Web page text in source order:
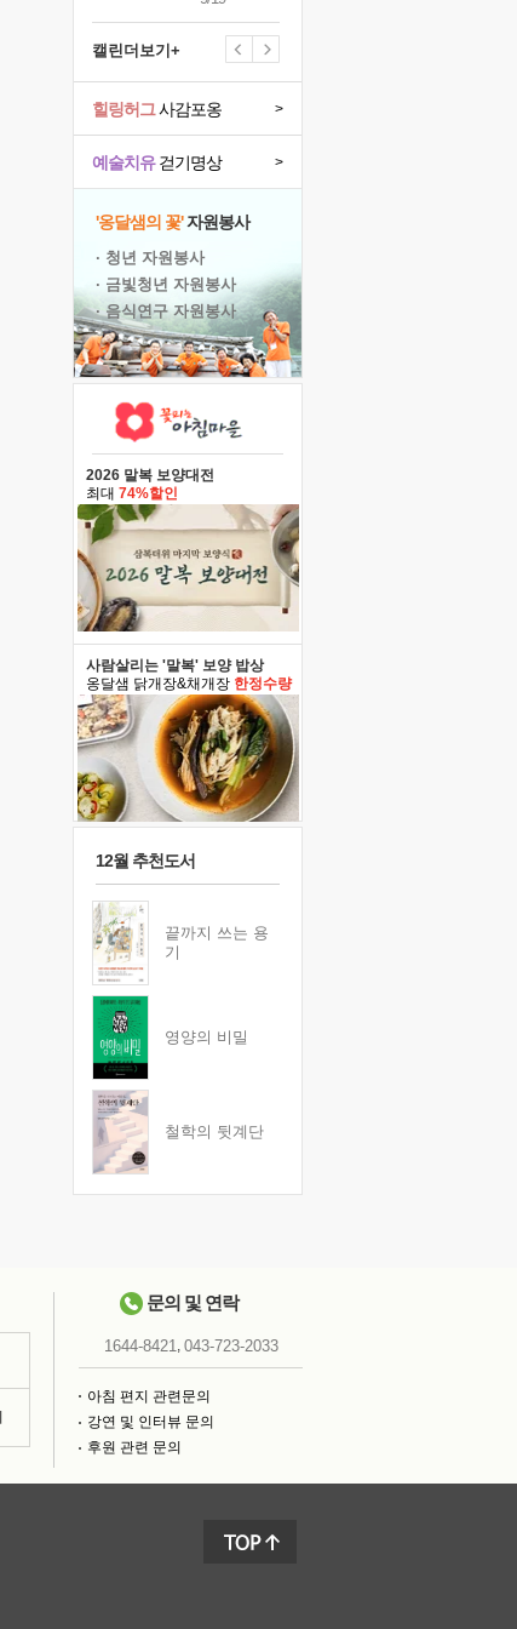
캘린더보기+
예술치유걷기명상 >
힐링허그사감포옹 >
'옹달샘의 꽃'자원봉사
· 청년 자원봉사
· 금빛청년 자원봉사
· 음식연구 자원봉사
2026 말복 보양대전
최대 74%할인
사람살리는 '말복' 보양 밥상
옹달샘 닭개장&채개장 한정수량
12월 추천도서
끝까지 쓰는 용
기
영양의 비밀
철학의 뒷계단
문의 및 연락
1644-8421, 043-723-2033
아침 편지 관련문의
강연 및 인터뷰 문의
후원 관련 문의